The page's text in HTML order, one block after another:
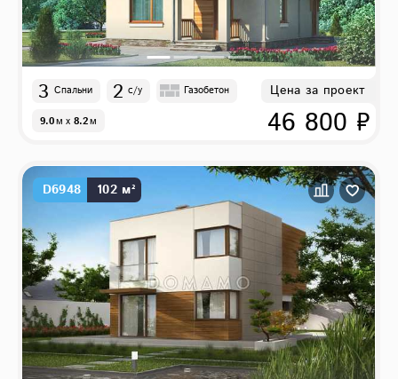
3 Спальни 2 с/у Газобетон
9.0м x 8.2м
Цена за проект
46 800 ₽
D6948 102 м²